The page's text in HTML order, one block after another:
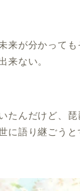
来が分かっても
来ない。
たんだけど、琵
に語り継ごうと